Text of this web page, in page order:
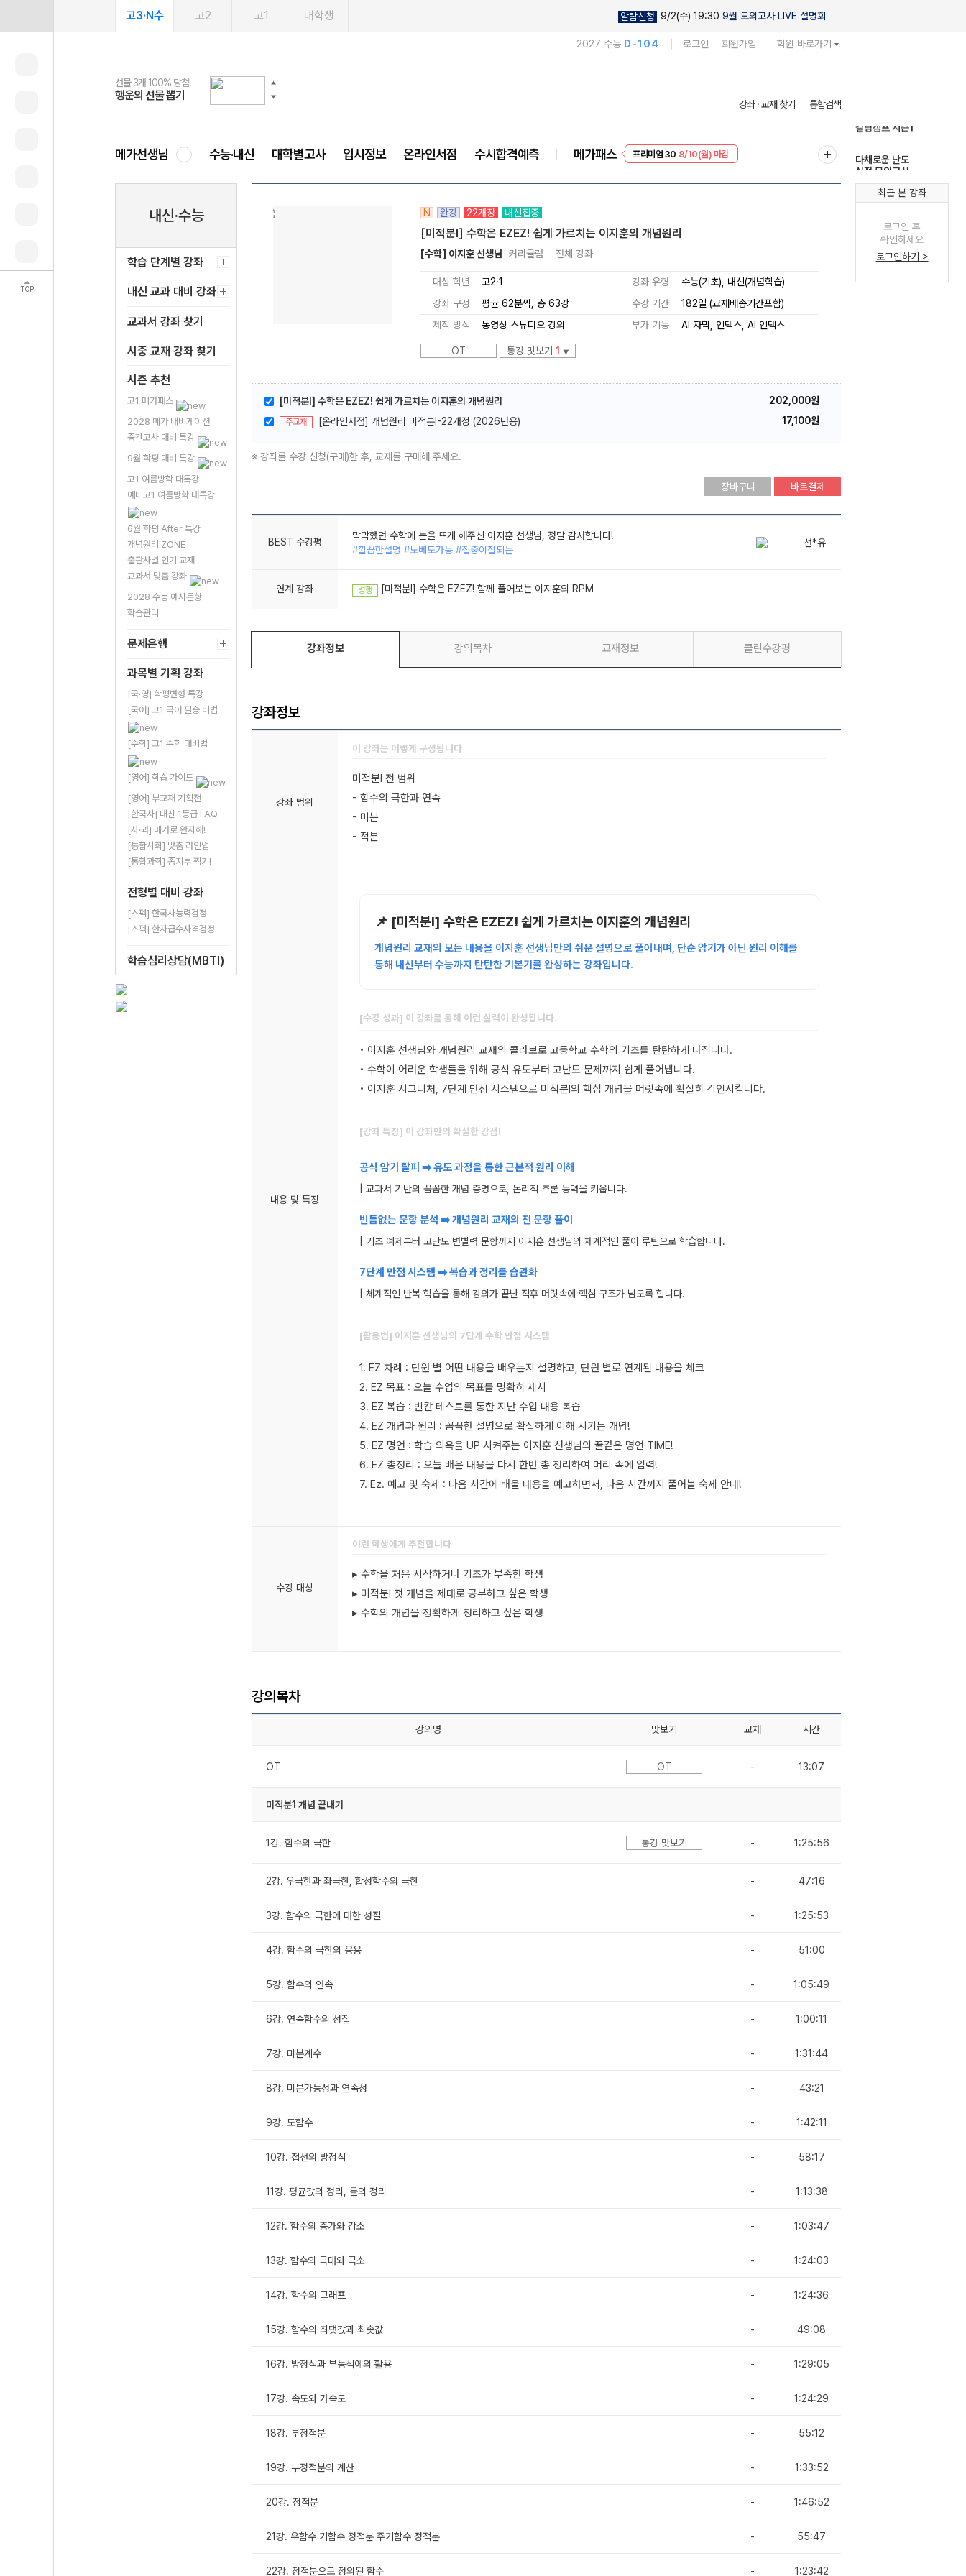
TOP
고3·N수 고2 고1 대학생 알람신청 9/2(수) 19:30 9월 모의고사 LIVE 설명회
2027 수능 D-104 로그인 회원가입 학원 바로가기
메가스터디
선물 3개 100% 당첨!
행운의 선물 뽑기
선물 100% 증정!
메가스터디 X 올리브
여름방학 스터디 캐시백
메가런 썸머스쿨
2027 러셀 단과
강사 공개선발
스마트러닝앱
설문 EVENT
메가패스
3일 무료 체험권
메가패스 수강생 무료혜택!
메가클럽 멤버십
사회공헌 캠페인
희망이룸 메가나눔
강좌 · 교재 찾기 통합검색
메가선생님 수능·내신 대학별고사 입시정보 온라인서점 수시합격예측 메가패스
EVENT 8/10(월) 마감
실전 모의고사
내신·수능
학습 단계별 강좌
내신 교과 대비 강좌
교과서 강좌 찾기
시중 교재 강좌 찾기
시즌 추천
고1 메가패스
2028 메가 내비게이션
중간고사 대비 특강
9월 학평 대비 특강
고1 여름방학 대특강
예비고1 여름방학 대특강
6월 학평 After 특강
개념원리 ZONE
출판사별 인기 교재
교과서 맞춤 강좌
2028 수능 예시문항
학습관리
문제은행
과목별 기획 강좌
[국·영] 학평변형 특강
[국어] 고1 국어 필승 비법
[수학] 고1 수학 대비법
[영어] 학습 가이드
[영어] 부교재 기획전
[한국사] 내신 1등급 FAQ
[사·과] 메가로 완자해!
[통합사회] 맞춤 라인업
[통합과학] 종지부 찍기!
전형별 대비 강좌
[스펙] 한국사능력검정
[스펙] 한자급수자격검정
학습심리상담(MBTI)
N 완강 22개정 내신집중
[미적분l] 수학은 EZEZ! 쉽게 가르치는 이지훈의 개념원리
[수학] 이지훈 선생님 커리큘럼 전체 강좌
대상 학년 고2·1 강좌 유형
수능(기초), 내신(개념학습)
강좌 구성
평균 62분씩, 총 63강 수강 기간
182일 (교재배송기간포함)
제작 방식
동영상 스튜디오 강의 부가 기능 AI 자막 인덱스 AI 인덱스
OT 통강 맛보기 1 ▼
[미적분l] 수학은 EZEZ! 쉽게 가르치는 이지훈의 개념원리 202,000원
주교재 [온라인서점] 개념원리 미적분I-22개정 (2026년용) 17,100원
※ 강좌를 수강 신청(구매)한 후, 교재를 구매해 주세요.
장바구니 바로결제
BEST 수강평
명쾌하고 확실한 강의
#깔끔한설명 #핵심만쏙쏙
신*현
막막했던 수학에 눈을 뜨게 해주신 이지훈 선생님, 정말 감사합니다!
연계 강좌 병행 [미적분l] 수학은 EZEZ! 함께 풀어보는 이지훈의 RPM
강좌정보 강의목차 교재정보 클린수강평
강좌정보
강좌 범위
이 강좌는 이렇게 구성됩니다
미적분l 전 범위
- 함수의 극한과 연속
- 미분
- 적분
내용 및 특징
📌 [미적분l] 수학은 EZEZ! 쉽게 가르치는 이지훈의 개념원리
개념원리 교재의 모든 내용을 이지훈 선생님만의 쉬운 설명으로 풀어내며, 단순 암기가 아닌 원리 이해를
통해 내신부터 수능까지 탄탄한 기본기를 완성하는 강좌입니다.
[수강 성과] 이 강좌를 통해 이런 실력이 완성됩니다.
• 이지훈 선생님와 개념원리 교재의 콜라보로 고등학교 수학의 기초를 탄탄하게 다집니다.
• 수학이 어려운 학생들을 위해 공식 유도부터 고난도 문제까지 쉽게 풀어냅니다.
• 이지훈 시그니처, 7단계 만점 시스템으로 미적분l의 핵심 개념을 머릿속에 확실히 각인시킵니다.
[강좌 특징] 이 강좌만의 확실한 강점!
공식 암기 탈피 ➡️ 유도 과정을 통한 근본적 원리 이해
| 교과서 기반의 꼼꼼한 개념 증명으로, 논리적 추론 능력을 키웁니다.
빈틈없는 문항 분석 ➡️ 개념원리 교재의 전 문항 풀이
| 기초 예제부터 고난도 변별력 문항까지 이지훈 선생님의 체계적인 풀이 루틴으로 학습합니다.
7단계 만점 시스템 ➡️ 복습과 정리를 습관화
| 체계적인 반복 학습을 통해 강의가 끝난 직후 머릿속에 핵심 구조가 남도록 합니다.
[활용법] 이지훈 선생님의 7단계 수학 만점 시스템
1. EZ 차례 : 단원 별 어떤 내용을 배우는지 설명하고, 단원 별로 연계된 내용을 체크
2. EZ 목표 : 오늘 수업의 목표를 명확히 제시
3. EZ 복습 : 빈칸 테스트를 통한 지난 수업 내용 복습
4. EZ 개념과 원리 : 꼼꼼한 설명으로 확실하게 이해 시키는 개념!
5. EZ 명언 : 학습 의욕을 UP 시켜주는 이지훈 선생님의 꿀같은 명언 TIME!
6. EZ 총정리 : 오늘 배운 내용을 다시 한번 총 정리하여 머리 속에 입력!
7. Ez. 예고 및 숙제 : 다음 시간에 배울 내용을 예고하면서, 다음 시간까지 풀어볼 숙제 안내!
수강 대상
이런 학생에게 추천합니다
▸ 수학을 처음 시작하거나 기초가 부족한 학생
▸ 미적분l 첫 개념을 제대로 공부하고 싶은 학생
▸ 수학의 개념을 정확하게 정리하고 싶은 학생
강의목차
강의명 맛보기 교재 시간
OT OT - 13:07
미적분1 개념 끝내기
1강. 함수의 극한 통강 맛보기 - 1:25:56
2강. 우극한과 좌극한, 합성함수의 극한 - 47:16
3강. 함수의 극한에 대한 성질 - 1:25:53
4강. 함수의 극한의 응용 - 51:00
5강. 함수의 연속 - 1:05:49
6강. 연속함수의 성질 - 1:00:11
7강. 미분계수 - 1:31:44
8강. 미분가능성과 연속성 - 43:21
9강. 도함수 - 1:42:11
10강. 접선의 방정식 - 58:17
11강. 평균값의 정리, 롤의 정리 - 1:13:38
12강. 함수의 증가와 감소 - 1:03:47
13강. 함수의 극대와 극소 - 1:24:03
14강. 함수의 그래프 - 1:24:36
15강. 함수의 최댓값과 최솟값 - 49:08
16강. 방정식과 부등식에의 활용 - 1:29:05
17강. 속도와 가속도 - 1:24:29
18강. 부정적분 - 55:12
19강. 부정적분의 계산 - 1:33:52
20강. 정적분 - 1:46:52
21강. 우함수 기함수 정적분 주기함수 정적분 - 55:47
22강. 정적분으로 정의된 함수 - 1:23:42
최근 본 강좌
로그인 후
확인하세요
로그인하기 >